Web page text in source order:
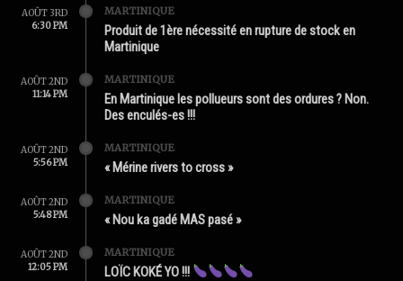
AOÛT 3RD
6:30 PM
MARTINIQUE
Produit de 1ère nécessité en rupture de stock en
Martinique
AOÛT 2ND
11:14 PM
MARTINIQUE
En Martinique les pollueurs sont des ordures ? Non.
Des enculés-es !!!
AOÛT 2ND
5:56 PM
MARTINIQUE
« Mérine rivers to cross »
AOÛT 2ND
5:48 PM
MARTINIQUE
« Nou ka gadé MAS pasé »
AOÛT 2ND
12:05 PM
MARTINIQUE
LOÏC KOKÉ YO !!!